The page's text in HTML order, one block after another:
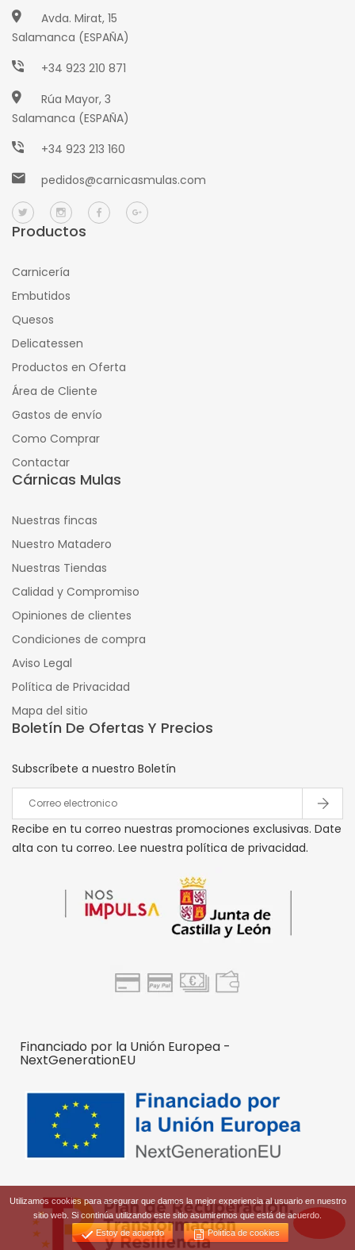
Avda. Mirat, 15
Salamanca (ESPAÑA)
+34 923 210 871
Rúa Mayor, 3
Salamanca (ESPAÑA)
+34 923 213 160
pedidos@carnicasmulas.com
Productos
Carnicería
Embutidos
Quesos
Delicatessen
Productos en Oferta
Área de Cliente
Gastos de envío
Como Comprar
Contactar
Cárnicas Mulas
Nuestras fincas
Nuestro Matadero
Nuestras Tiendas
Calidad y Compromiso
Opiniones de clientes
Condiciones de compra
Aviso Legal
Política de Privacidad
Mapa del sitio
Boletín De Ofertas Y Precios
Subscríbete a nuestro Boletín
Recibe en tu correo nuestras promociones exclusivas. Date
alta con tu correo. Lee nuestra política de privacidad.
Financiado por la Unión Europea -
NextGenerationEU
Utilizamos cookies para asegurar que damos la mejor experiencia al usuario en nuestro
sitio web. Si continúa utilizando este sitio asumiremos que está de acuerdo.
Estoy de acuerdo
Política de cookies